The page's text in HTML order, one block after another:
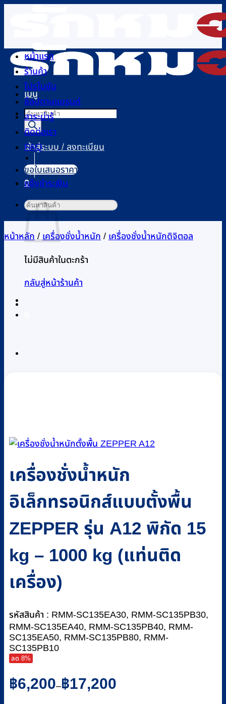
เนื้อหา
เมนู
Products
search
เข้าสู่ระบบ / ลงทะเบียน
0
ไม่มีสินค้าในตะกร้า
กลับสู่หน้าร้านค้า
หน้าแรก
ร้านค้า
โปรโมชัน
ช้อปตามแบรนด์
สาระน่ารู้
ติดต่อเรา
FAQ
ขอใบเสนอราคา
แจ้งชำระเงิน
ค้นหา:
หน้าหลัก / เครื่องชั่งน้ำหนัก / เครื่องชั่งน้ำหนักดิจิตอล
เครื่องชั่งน้ำหนัก
อิเล็กทรอนิกส์แบบตั้งพื้น
ZEPPER รุ่น A12 พิกัด 15
kg – 1000 kg (แท่นติด
เครื่อง)
รหัสสินค้า : RMM-SC135EA30, RMM-SC135PB30,
RMM-SC135EA40, RMM-SC135PB40, RMM-
SC135EA50, RMM-SC135PB80, RMM-
SC135PB10
ลด 8%
฿6,200–฿17,200
Price
range: